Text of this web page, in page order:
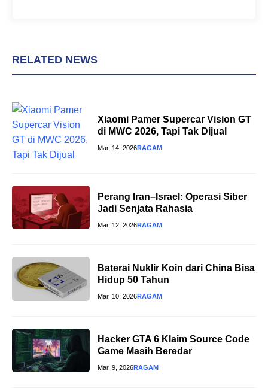
RELATED NEWS
Xiaomi Pamer Supercar Vision GT
di MWC 2026, Tapi Tak Dijual
Mar. 14, 2026RAGAM
Perang Iran–Israel: Operasi Siber
Jadi Senjata Rahasia
Mar. 12, 2026RAGAM
Baterai Nuklir Koin dari China Bisa
Hidup 50 Tahun
Mar. 10, 2026RAGAM
Hacker GTA 6 Klaim Source Code
Game Masih Beredar
Mar. 9, 2026RAGAM